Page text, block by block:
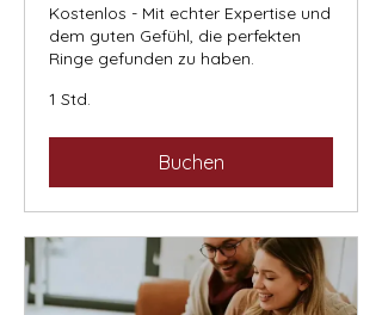
Kostenlos - Mit echter Expertise und
dem guten Gefühl, die perfekten
Ringe gefunden zu haben.
1 Std.
Buchen